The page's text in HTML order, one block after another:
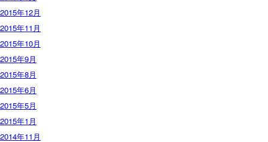
2015年12月
2015年11月
2015年10月
2015年9月
2015年8月
2015年6月
2015年5月
2015年1月
2014年11月